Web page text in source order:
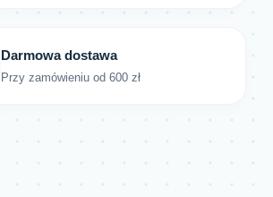
Darmowa dostawa
Przy zamówieniu od 600 zł